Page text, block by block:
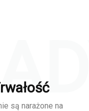
są narażone na